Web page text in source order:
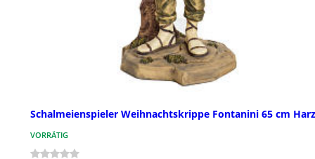
Schalmeienspieler Weihnachtskrippe Fontanini 65 cm Harz
VORRÄTIG